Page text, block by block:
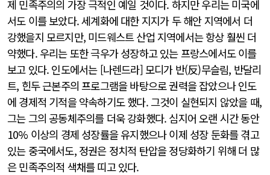
제 민족주의의 가장 극적인 예일 것이다. 하지만 우리는 미국에
서도 이를 보았다. 세계화에 대한 지지가 두 해안 지역에서 더
강했을지 모르지만, 미드웨스트 산업 지역에서는 항상 훨씬 더
약했다. 우리는 또한 극우가 성장하고 있는 프랑스에서도 이를
보고 있다. 인도에서는 [나렌드라] 모디가 반(反)무슬림, 반달리
트, 힌두 근본주의 프로그램을 바탕으로 권력을 잡았으나 인도
에 경제적 기적을 약속하기도 했다. 그것이 실현되지 않았을 때,
그는 그의 공동체주의를 더욱 강화했다. 심지어 오랜 시간 동안
10% 이상의 경제 성장률을 유지했으나 이제 성장 둔화를 겪고
있는 중국에서도, 정권은 정치적 탄압을 정당화하기 위해 더 많
은 민족주의적 색채를 띠고 있다.